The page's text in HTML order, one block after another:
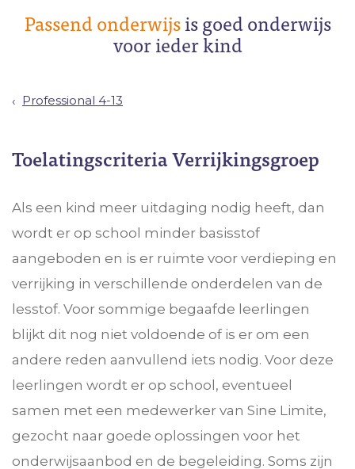
Passend onderwijsis goed onderwijs
voor ieder kind
Professional 4-13
Toelatingscriteria Verrijkingsgroep
Als een kind meer uitdaging nodig heeft, dan
wordt er op school minder basisstof
aangeboden en is er ruimte voor verdieping en
verrijking in verschillende onderdelen van de
lesstof. Voor sommige begaafde leerlingen
blijkt dit nog niet voldoende of is er om een
andere reden aanvullend iets nodig. Voor deze
leerlingen wordt er op school, eventueel
samen met een medewerker van Sine Limite,
gezocht naar goede oplossingen voor het
onderwijsaanbod en de begeleiding. Soms zijn